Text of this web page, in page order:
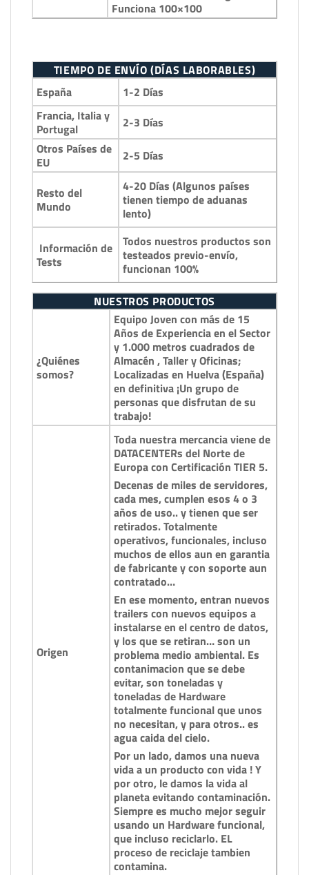
Funciona 100×100
TIEMPO DE ENVÍO (DÍAS LABORABLES)
España
1-2 Días
Francia, Italia y
Portugal
2-3 Días
Otros Países de
EU
2-5 Días
Resto del
Mundo
4-20 Días (Algunos países
tienen tiempo de aduanas
lento)
Información de
Tests
Todos nuestros productos son
testeados previo-envío,
funcionan 100%
NUESTROS PRODUCTOS
¿Quiénes
somos?
Equipo Joven con más de 15
Años de Experiencia en el Sector
y 1.000 metros cuadrados de
Almacén , Taller y Oficinas;
Localizadas en Huelva (España)
en definitiva ¡Un grupo de
personas que disfrutan de su
trabajo!
Origen
Toda nuestra mercancia viene de
DATACENTERs del Norte de
Europa con Certificación TIER 5.
Decenas de miles de servidores,
cada mes, cumplen esos 4 o 3
años de uso.. y tienen que ser
retirados. Totalmente
operativos, funcionales, incluso
muchos de ellos aun en garantia
de fabricante y con soporte aun
contratado…
En ese momento, entran nuevos
trailers con nuevos equipos a
instalarse en el centro de datos,
y los que se retiran… son un
problema medio ambiental. Es
contanimacion que se debe
evitar, son toneladas y
toneladas de Hardware
totalmente funcional que unos
no necesitan, y para otros.. es
agua caida del cielo.
Por un lado, damos una nueva
vida a un producto con vida ! Y
por otro, le damos la vida al
planeta evitando contaminación.
Siempre es mucho mejor seguir
usando un Hardware funcional,
que incluso reciclarlo. EL
proceso de reciclaje tambien
contamina.